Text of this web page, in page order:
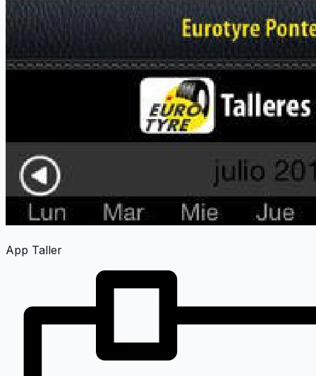
App Taller